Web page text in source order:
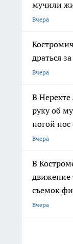
мучили
Вчера
драться
Вчера
В
руку об
ногой
Вчера
В
движение
съемок
Вчера